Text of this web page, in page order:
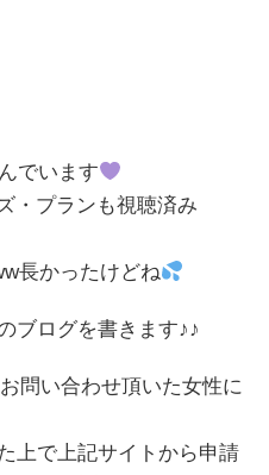
でいます
・プランも視聴済み
長かったけどね
ブログを書きます♪♪
問い合わせ頂いた女性に
上で上記サイトから申請